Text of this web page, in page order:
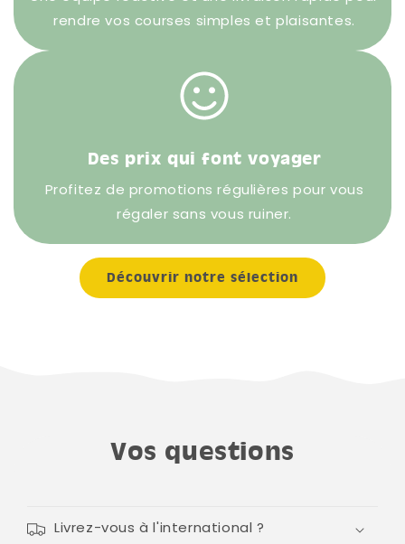
rendre vos courses simples et plaisantes.
Des prix qui font voyager
Profitez de promotions régulières pour vous
régaler sans vous ruiner.
Découvrir notre sélection
Vos questions
Livrez-vous à l'international ?